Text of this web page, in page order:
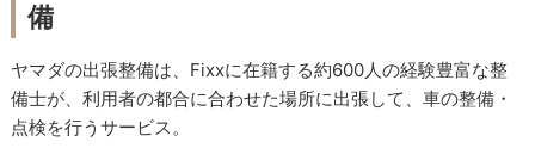
備
ヤマダの出張整備は、Fixxに在籍する約600人の経験豊富な整
備士が、利用者の都合に合わせた場所に出張して、車の整備・
点検を行うサービス。